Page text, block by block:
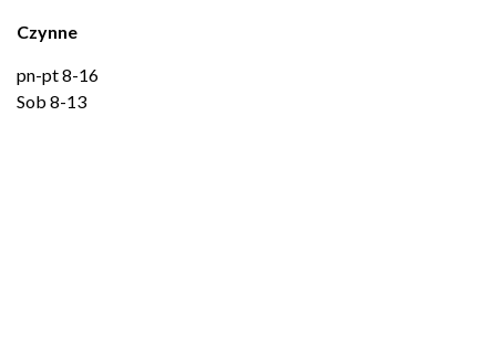
Czynne
pn-pt 8-16
Sob 8-13